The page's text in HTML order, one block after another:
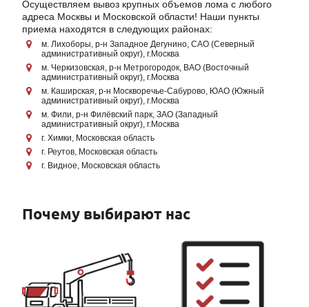
Осуществляем вывоз крупных объемов лома с любого
адреса Москвы и Московской области! Наши пункты
приема находятся в следующих районах:
м. Лихоборы, р-н Западное Дегунино, САО (Северный
административный округ), г.Москва
м. Черкизовская, р-н Метрогородок, ВАО (Восточный
административный округ), г.Москва
м. Каширская, р-н Москворечье-Сабурово, ЮАО (Южный
административный округ), г.Москва
м. Фили, р-н Филёвский парк, ЗАО (Западный
административный округ), г.Москва
г. Химки, Московская область
г. Реутов, Московская область
г. Видное, Московская область
Почему выбирают нас